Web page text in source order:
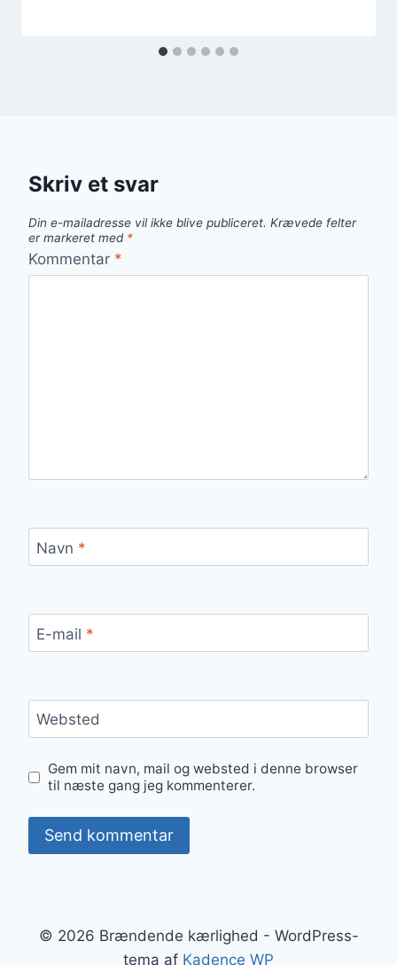
Skriv et svar
Din e-mailadresse vil ikke blive publiceret. Krævede felter
er markeret med *
Kommentar *
Navn *
E-mail *
Websted
Gem mit navn, mail og websted i denne browser
til næste gang jeg kommenterer.
© 2026 Brændende kærlighed - WordPress-
tema af Kadence WP